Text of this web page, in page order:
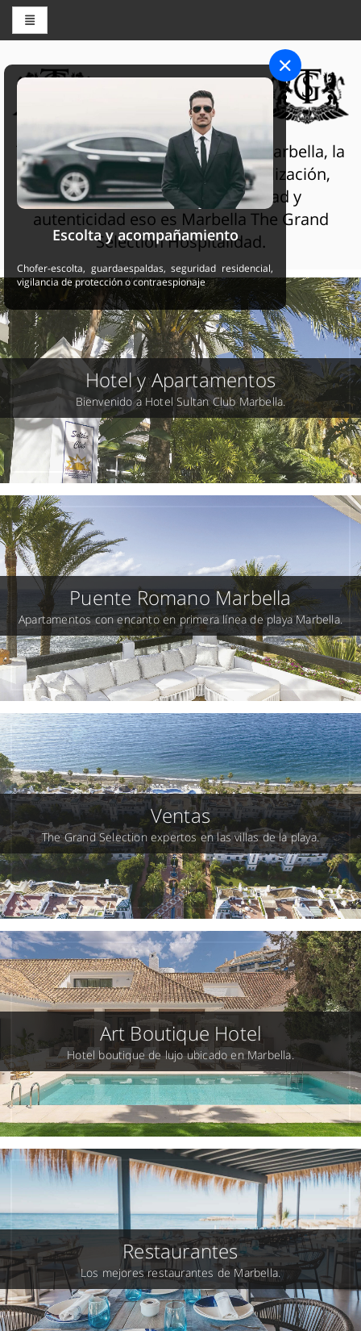
THE GRAND SELECTION
The Grand Selection Sultan Club Marbella, la
hospitalidad se trata de personalización,
servicios de la más alta calidad y
autenticidad eso es Marbella The Grand
Selection Hospitalidad.
Hotel y Apartamentos
Bienvenido a Hotel Sultan Club Marbella.
Puente Romano Marbella
Apartamentos con encanto en primera línea de playa Marbella.
Ventas
The Grand Selection expertos en las villas de la playa.
Art Boutique Hotel
Hotel boutique de lujo ubicado en Marbella.
Restaurantes
Los mejores restaurantes de Marbella.
Escolta y acompañamiento
Chofer-escolta, guardaespaldas, seguridad residencial,
vigilancia de protección o contraespionaje